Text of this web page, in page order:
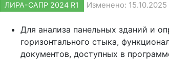
ЛИРА-САПР 2024 R1 Изменено: 15.10.2025
Для анализа панельных зданий и
горизонтального стыка,
документов, доступных в